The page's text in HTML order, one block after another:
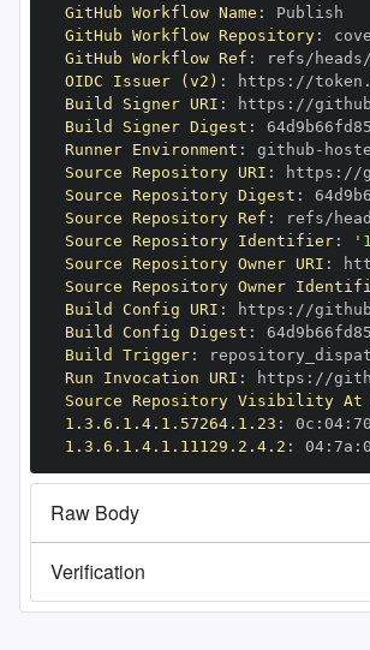
GitHub Workflow Name :
GitHub Workflow Repository:
GitHub Workflow Ref :
OIDC Issuer (v2) : https :
Build Signer URI : https :
Build Signer Digest :
Runner Environment : github -
Source Repository URI : https :
Source Repository Digest :
Source Repository Ref :
Source Repository Identifier:
Source Repository Owner URI :
Source Repository Owner
Build Config URI : https :
Build Config Digest :
Build Trigger:
Run Invocation URI : https :
Source Repository Visibility At
1.3.6.1.4.1.57264.1.23 : 0c : 04: 70
1.3.6.1.4.1.11129.2.4.2 : 04: 7a :
Raw Body
Verification